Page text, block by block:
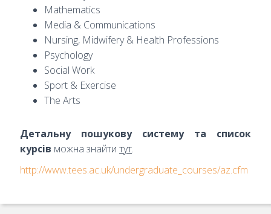
Mathematics
Media & Communications
Nursing, Midwifery & Health Professions
Psychology
Social Work
Sport & Exercise
The Arts
Детальну пошукову систему та список
курсів можна знайти тут.
http://www.tees.ac.uk/undergraduate_courses/az.cfm